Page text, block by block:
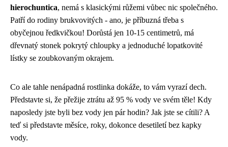
hierochuntica, nemá s klasickými růžemi vůbec nic společného.
Patří do rodiny brukvovitých - ano, je příbuzná třeba s
obyčejnou ředkvičkou! Dorůstá jen 10-15 centimetrů, má
dřevnatý stonek pokrytý chloupky a jednoduché lopatkovité
lístky se zoubkovaným okrajem.
Co ale tahle nenápadná rostlinka dokáže, to vám vyrazí dech.
Představte si, že přežije ztrátu až 95 % vody ve svém těle! Kdy
naposledy jste byli bez vody jen pár hodin? Jak jste se cítili? A
teď si představte měsíce, roky, dokonce desetiletí bez kapky
vody.